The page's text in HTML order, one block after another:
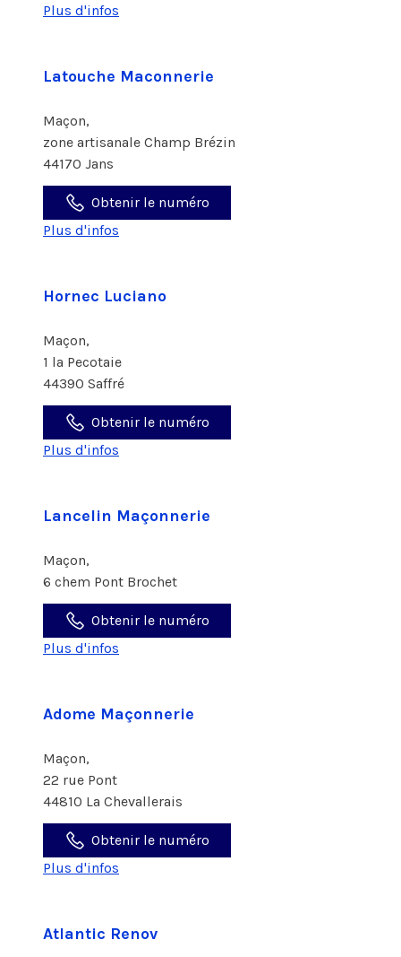
Plus d'infos
Latouche Maconnerie
Maçon,
zone artisanale Champ Brézin
44170 Jans
Obtenir le numéro
Plus d'infos
Hornec Luciano
Maçon,
1 la Pecotaie
44390 Saffré
Obtenir le numéro
Plus d'infos
Lancelin Maçonnerie
Maçon,
6 chem Pont Brochet
Obtenir le numéro
Plus d'infos
Adome Maçonnerie
Maçon,
22 rue Pont
44810 La Chevallerais
Obtenir le numéro
Plus d'infos
Atlantic Renov